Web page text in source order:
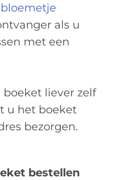
bloemetje
als u
met een
liever zelf
u het boeket
bezorgen.
bestellen